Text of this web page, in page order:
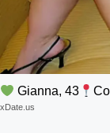
Gianna, 43
xDate.us